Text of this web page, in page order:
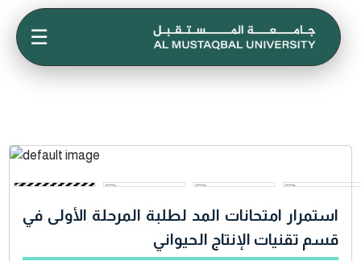
☰
استمرار امتحانات المد لطلبة المرحلة الأولى في
قسم تقنيات الإنتاج الحيواني